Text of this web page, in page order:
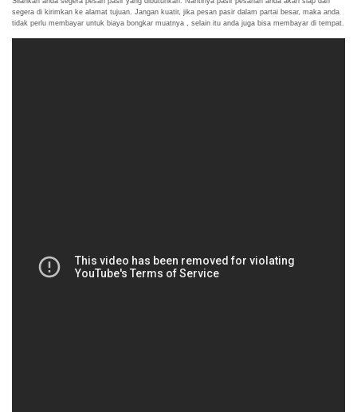
segera di kirimkan ke alamat tujuan. Jangan kuatir, jika pesan pasir dalam partai besar, maka anda
tidak perlu membayar untuk biaya bongkar muatnya , selain itu anda juga bisa membayar di tempat.